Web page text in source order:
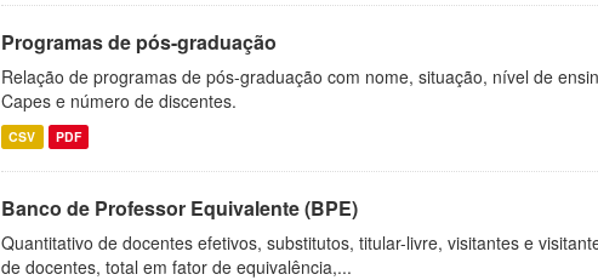
Programas de pós-graduação
Relação de programas de pós-graduação com nome, situação, nível de
Capes e número de discentes.
CSV PDF
Banco de Professor Equivalente (BPE)
Quantitativo de docentes efetivos, substitutos, titular-livre, visitantes e
de docentes, total em fator de equivalência,...